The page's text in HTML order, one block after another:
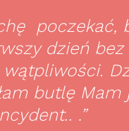
poczekać,
dzień bez
butlę Mam
.”